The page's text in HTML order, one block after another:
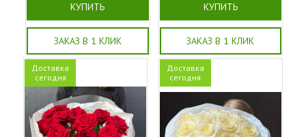
КУПИТЬ
ЗАКАЗ В 1 КЛИК
КУПИТЬ
ЗАКАЗ В 1 КЛИК
Доставка
сегодня
Доставка
сегодня